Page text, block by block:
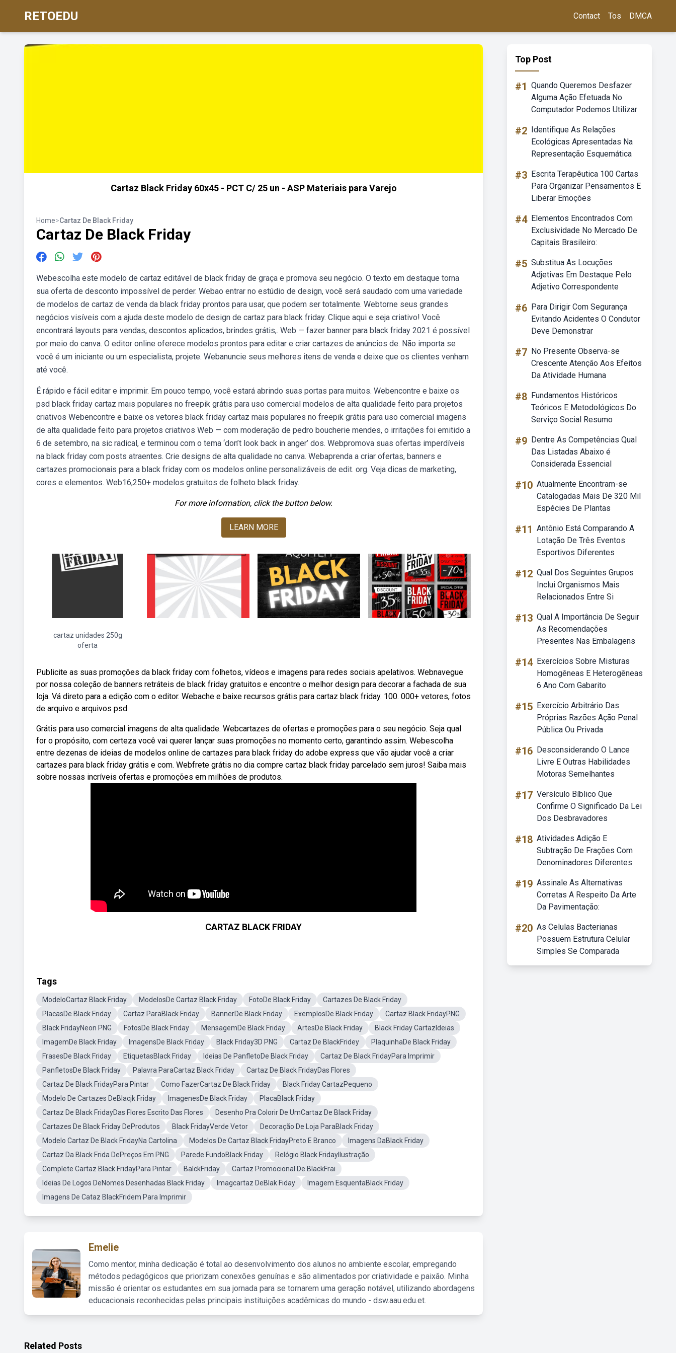
RETOEDU Contact Tos DMCA
Cartaz Black Friday 60x45 - PCT C/ 25 un - ASP Materiais para Varejo
Home>Cartaz De Black Friday
Cartaz De Black Friday
Webescolha este modelo de cartaz editável de black friday de graça e promova seu negócio. O texto em destaque torna
sua oferta de desconto impossível de perder. Webao entrar no estúdio de design, você será saudado com uma variedade
de modelos de cartaz de venda da black friday prontos para usar, que podem ser totalmente. Webtorne seus grandes
negócios visíveis com a ajuda deste modelo de design de cartaz para black friday. Clique aqui e seja criativo! Você
encontrará layouts para vendas, descontos aplicados, brindes grátis,. Web — fazer banner para black friday 2021 é possível
por meio do canva. O editor online oferece modelos prontos para editar e criar cartazes de anúncios de. Não importa se
você é um iniciante ou um especialista, projete. Webanuncie seus melhores itens de venda e deixe que os clientes venham
até você.
É rápido e fácil editar e imprimir. Em pouco tempo, você estará abrindo suas portas para muitos. Webencontre e baixe os
psd black friday cartaz mais populares no freepik grátis para uso comercial modelos de alta qualidade feito para projetos
criativos Webencontre e baixe os vetores black friday cartaz mais populares no freepik grátis para uso comercial imagens
de alta qualidade feito para projetos criativos Web — com moderação de pedro boucherie mendes, o irritações foi emitido a
6 de setembro, na sic radical, e terminou com o tema ‘don’t look back in anger’ dos. Webpromova suas ofertas imperdíveis
na black friday com posts atraentes. Crie designs de alta qualidade no canva. Webaprenda a criar ofertas, banners e
cartazes promocionais para a black friday com os modelos online personalizáveis de edit. org. Veja dicas de marketing,
cores e elementos. Web16,250+ modelos gratuitos de folheto black friday.
For more information, click the button below.
LEARN MORE
cartaz unidades 250g
oferta
Publicite as suas promoções da black friday com folhetos, vídeos e imagens para redes sociais apelativos. Webnavegue
por nossa coleção de banners retráteis de black friday gratuitos e encontre o melhor design para decorar a fachada de sua
loja. Vá direto para a edição com o editor. Webache e baixe recursos grátis para cartaz black friday. 100. 000+ vetores, fotos
de arquivo e arquivos psd.
Grátis para uso comercial imagens de alta qualidade. Webcartazes de ofertas e promoções para o seu negócio. Seja qual
for o propósito, com certeza você vai querer lançar suas promoções no momento certo, garantindo assim. Webescolha
entre dezenas de ideias de modelos online de cartazes para black friday do adobe express que vão ajudar você a criar
cartazes para black friday grátis e com. Webfrete grátis no dia compre cartaz black friday parcelado sem juros! Saiba mais
sobre nossas incríveis ofertas e promoções em milhões de produtos.
CARTAZ BLACK FRIDAY
Tags
ModeloCartaz Black Friday ModelosDe Cartaz Black Friday FotoDe Black Friday
Cartazes De Black Friday
PlacasDe Black Friday
Cartaz ParaBlack Friday BannerDe Black Friday ExemplosDe Black Friday
Cartaz Black FridayPNG
Black FridayNeon PNG
FotosDe Black Friday MensagemDe Black Friday ArtesDe Black Friday
Black Friday CartazIdeias
ImagemDe Black Friday
ImagensDe Black Friday Black Friday3D PNG Cartaz De BlackFridey
PlaquinhaDe Black Friday
FrasesDe Black Friday
EtiquetasBlack Friday Ideias De PanfletoDe Black Friday
Cartaz De Black FridayPara Imprimir
PanfletosDe Black Friday
Palavra ParaCartaz Black Friday
Cartaz De Black FridayDas Flores
Cartaz De Black FridayPara Pintar
Como FazerCartaz De Black Friday
Black Friday CartazPequeno
Modelo De Cartazes DeBlacjk Friday
ImagenesDe Black Friday
PlacaBlack Friday
Cartaz De Black FridayDas Flores Escrito Das Flores
Desenho Pra Colorir De UmCartaz De Black Friday
Cartazes De Black Friday DeProdutos
Black FridayVerde Vetor
Decoração De Loja ParaBlack Friday
Modelo Cartaz De Black FridayNa Cartolina
Modelos De Cartaz Black FridayPreto E Branco
Imagens DaBlack Friday
Cartaz Da Black Frida DePreços Em PNG
Parede FundoBlack Friday
Relógio Black FridayIlustração
Complete Cartaz Black FridayPara Pintar
BalckFriday
Cartaz Promocional De BlackFrai
Ideias De Logos DeNomes Desenhadas Black Friday
Imagcartaz DeBlak Fiday
Imagem EsquentaBlack Friday
Imagens De Cataz BlackFridem Para Imprimir
Emelie
Como mentor, minha dedicação é total ao desenvolvimento dos alunos no ambiente escolar, empregando
métodos pedagógicos que priorizam conexões genuínas e são alimentados por criatividade e paixão. Minha
missão é orientar os estudantes em sua jornada para se tornarem uma geração notável, utilizando abordagens
educacionais reconhecidas pelas principais instituições acadêmicas do mundo - dsw.aau.edu.et.
Top Post
#1 Quando Queremos Desfazer
Alguma Ação Efetuada No
Computador Podemos Utilizar
#2 Identifique As Relações
Ecológicas Apresentadas Na
Representação Esquemática
#3 Escrita Terapêutica 100 Cartas
Para Organizar Pensamentos E
Liberar Emoções
#4 Elementos Encontrados Com
Exclusividade No Mercado De
Capitais Brasileiro:
#5 Substitua As Locuções
Adjetivas Em Destaque Pelo
Adjetivo Correspondente
#6 Para Dirigir Com Segurança
Evitando Acidentes O Condutor
Deve Demonstrar
#7 No Presente Observa-se
Crescente Atenção Aos Efeitos
Da Atividade Humana
#8 Fundamentos Históricos
Teóricos E Metodológicos Do
Serviço Social Resumo
#9 Dentre As Competências Qual
Das Listadas Abaixo é
Considerada Essencial
#10 Atualmente Encontram-se
Catalogadas Mais De 320 Mil
Espécies De Plantas
#11 Antônio Está Comparando A
Lotação De Três Eventos
Esportivos Diferentes
#12 Qual Dos Seguintes Grupos
Inclui Organismos Mais
Relacionados Entre Si
#13 Qual A Importância De Seguir
As Recomendações
Presentes Nas Embalagens
#14 Exercícios Sobre Misturas
Homogêneas E Heterogêneas
6 Ano Com Gabarito
#15 Exercício Arbitrário Das
Próprias Razões Ação Penal
Pública Ou Privada
#16 Desconsiderando O Lance
Livre E Outras Habilidades
Motoras Semelhantes
#17 Versículo Bíblico Que
Confirme O Significado Da Lei
Dos Desbravadores
#18 Atividades Adição E
Subtração De Frações Com
Denominadores Diferentes
#19 Assinale As Alternativas
Corretas A Respeito Da Arte
Da Pavimentação:
#20 As Celulas Bacterianas
Possuem Estrutura Celular
Simples Se Comparada
Related Posts